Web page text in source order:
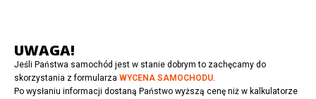
UWAGA!
Jeśli Państwa samochód jest w stanie dobrym to zachęcamy do
skorzystania z formularza WYCENA SAMOCHODU.
Po wysłaniu informacji dostaną Państwo wyższą cenę niż w kalkulatorze